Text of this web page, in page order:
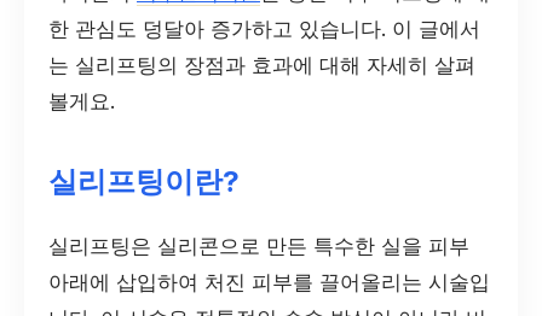
한 관심도 덩달아 증가하고 있습니다. 이 글에서
는 실리프팅의 장점과 효과에 대해 자세히 살펴
볼게요.
실리프팅이란?
실리프팅은 실리콘으로 만든 특수한 실을 피부
아래에 삽입하여 처진 피부를 끌어올리는 시술입